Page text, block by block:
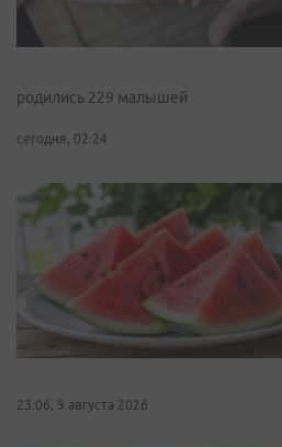
родились 229 малышей
сегодня, 02:24
23:06, 9 августа 2026